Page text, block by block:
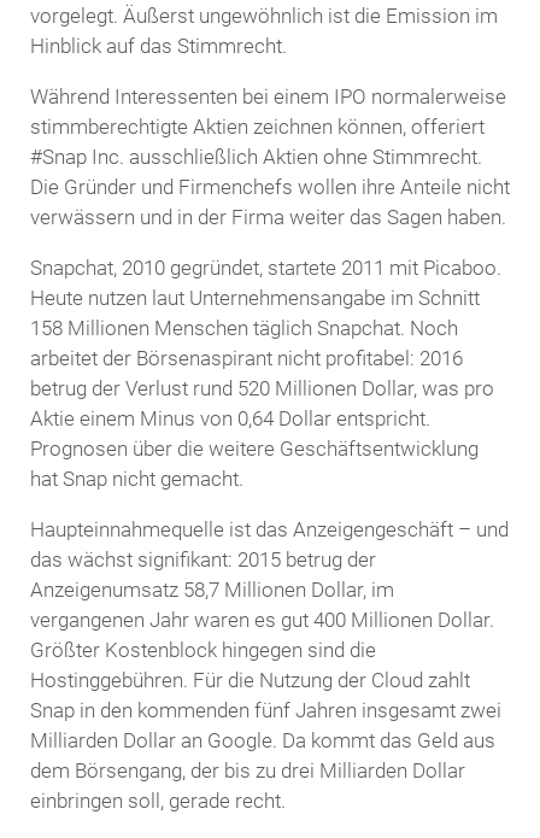
vorgelegt. Äußerst ungewöhnlich ist die Emission im
Hinblick auf das Stimmrecht.
Während Interessenten bei einem IPO normalerweise
stimmberechtigte Aktien zeichnen können, offeriert
#Snap Inc. ausschließlich Aktien ohne Stimmrecht.
Die Gründer und Firmenchefs wollen ihre Anteile nicht
verwässern und in der Firma weiter das Sagen haben.
Snapchat, 2010 gegründet, startete 2011 mit Picaboo.
Heute nutzen laut Unternehmensangabe im Schnitt
158 Millionen Menschen täglich Snapchat. Noch
arbeitet der Börsenaspirant nicht profitabel: 2016
betrug der Verlust rund 520 Millionen Dollar, was pro
Aktie einem Minus von 0,64 Dollar entspricht.
Prognosen über die weitere Geschäftsentwicklung
hat Snap nicht gemacht.
Haupteinnahmequelle ist das Anzeigengeschäft – und
das wächst signifikant: 2015 betrug der
Anzeigenumsatz 58,7 Millionen Dollar, im
vergangenen Jahr waren es gut 400 Millionen Dollar.
Größter Kostenblock hingegen sind die
Hostinggebühren. Für die Nutzung der Cloud zahlt
Snap in den kommenden fünf Jahren insgesamt zwei
Milliarden Dollar an Google. Da kommt das Geld aus
dem Börsengang, der bis zu drei Milliarden Dollar
einbringen soll, gerade recht.